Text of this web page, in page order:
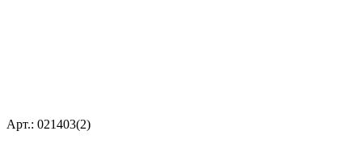
Арт.: 021403(2)